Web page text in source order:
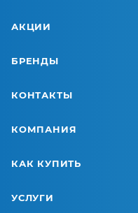
АКЦИИ
БРЕНДЫ
КОНТАКТЫ
КОМПАНИЯ
КАК КУПИТЬ
УСЛУГИ